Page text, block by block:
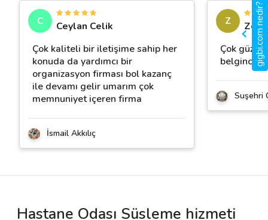
C
Ceylan Celik
Çok kaliteli bir iletişime sahip her
konuda da yardımcı bir
organizasyon firması bol kazanç
ile devamı gelir umarım çok
memnuniyet içeren firma
İsmail Akkılıç
Z
Çok güzel
Suşehri
Hastane Odası Süsleme hizmeti
gigbi.com nedir?